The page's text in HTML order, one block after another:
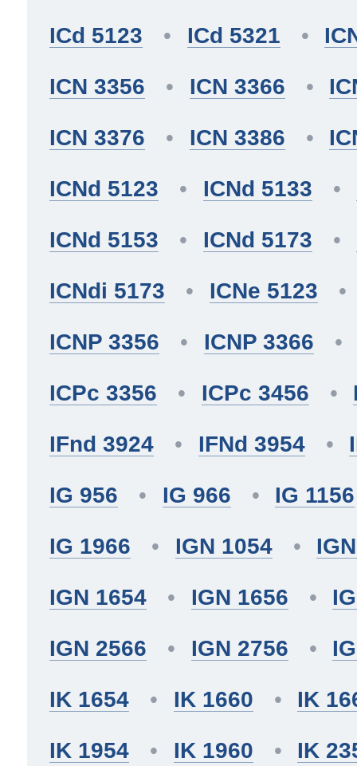
ICd 5123 ICd 5321
ICN 3356 ICN 3366
ICN 3376 ICN 3386
ICNd 5123 ICNd 5133
ICNd 5153 ICNd 5173
ICNdi 5173 ICNe 5123
ICNP 3356 ICNP 3366
ICPc 3356 ICPc 3456
IFnd 3924 IFNd 3954
IG 956 IG 966 IG 1156
IG 1966 IGN 1054
IGN 1654 IGN 1656
IGN 2566 IGN 2756
IK 1654 IK 1660 IK
IK 1954 IK 1960 IK